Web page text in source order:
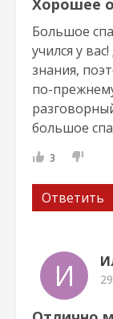
Хорошее
Большое
учился у
знания,
по-
большое
3
Ответить
И